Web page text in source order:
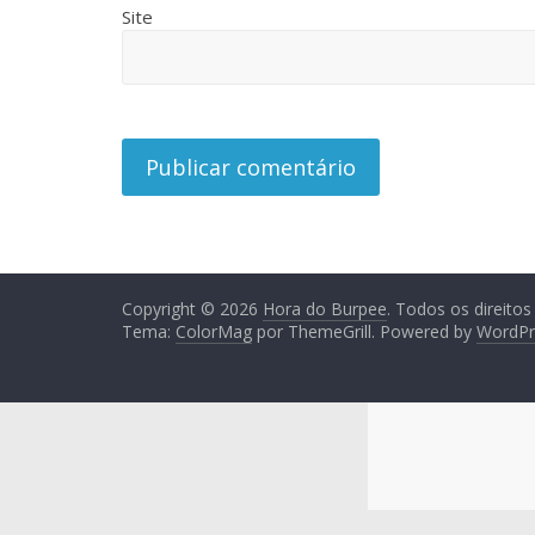
Site
Copyright © 2026 Hora do Burpee. Todos os
Tema: ColorMag por ThemeGrill. Powered by